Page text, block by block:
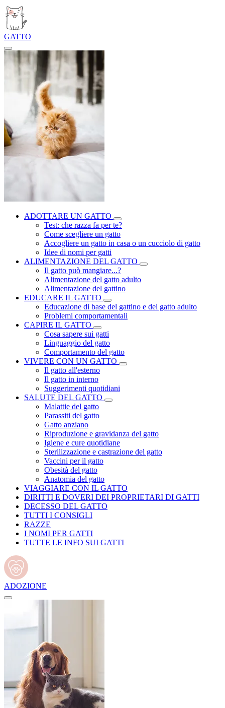
GATTO
ADOTTARE UN GATTO
Test: che razza fa per te?
Come scegliere un gatto
Accogliere un gatto in casa o un cucciolo di gatto
Idee di nomi per gatti
ALIMENTAZIONE DEL GATTO
Il gatto può mangiare...?
Alimentazione del gatto adulto
Alimentazione del gattino
EDUCARE IL GATTO
Educazione di base del gattino e del gatto adulto
Problemi comportamentali
CAPIRE IL GATTO
Cosa sapere sui gatti
Linguaggio del gatto
Comportamento del gatto
VIVERE CON UN GATTO
Il gatto all'esterno
Il gatto in interno
Suggerimenti quotidiani
SALUTE DEL GATTO
Malattie del gatto
Parassiti del gatto
Gatto anziano
Riproduzione e gravidanza del gatto
Igiene e cure quotidiane
Sterilizzazione e castrazione del gatto
Vaccini per il gatto
Obesità del gatto
Anatomia del gatto
VIAGGIARE CON IL GATTO
DIRITTI E DOVERI DEI PROPRIETARI DI GATTI
DECESSO DEL GATTO
TUTTI I CONSIGLI
RAZZE
I NOMI PER GATTI
TUTTE LE INFO SUI GATTI
ADOZIONE